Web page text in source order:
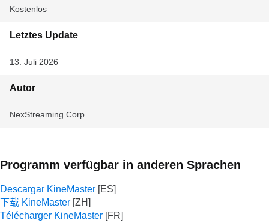
Kostenlos
Letztes Update
13. Juli 2026
Autor
NexStreaming Corp
Programm verfügbar in anderen Sprachen
Descargar KineMaster
下载 KineMaster
Télécharger KineMaster